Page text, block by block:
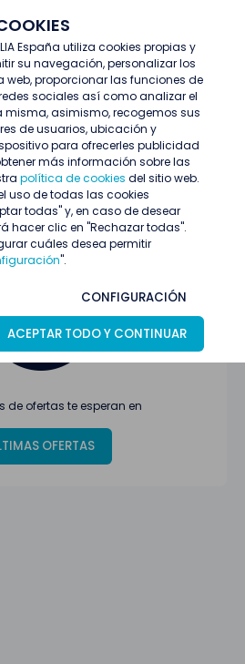
España utiliza cookies propias y
su navegación, personalizar los
web, proporcionar las funciones de
sociales así como analizar el
misma, asimismo, recogemos sus
de usuarios, ubicación y
para ofrecerles publicidad
más información sobre las
política de cookies del sitio web.
uso de todas las cookies
todas" y, en caso de desear
hacer clic en "Rechazar todas".
cuáles desea permitir
".
CONFIGURACIÓN
ACEPTAR TODO Y CONTINUAR
o ha finalizado su
de selección
de ofertas te esperan en
OFERTAS